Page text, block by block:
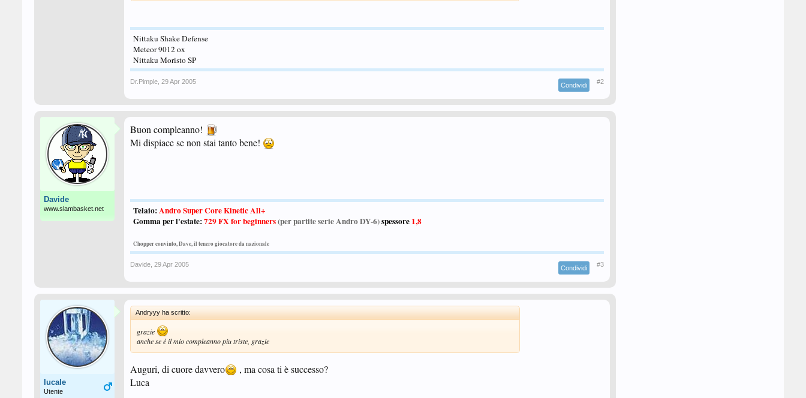
Nittaku Shake Defense
Meteor 9012 ox
Nittaku Moristo SP
Dr.Pimple 29 Apr 2005 Condividi #2
Davide
www.slambasket.net
Buon compleanno!
Mi dispiace se non stai tanto bene!
Telaio:Andro Super Core Kinetic All+
Gomma per l'estate:729 FX for beginners(per partite serie Andro DY-6)spessore 1,8
Chopper convinto, Dave, il tenero giocatore da nazionale
Davide 29 Apr 2005 Condividi #3
lucale
Utente
Andryyy ha scritto:
grazie
anche se è il mio compleanno piu triste, grazie
Auguri, di cuore davvero
, ma cosa ti è successo?
Luca